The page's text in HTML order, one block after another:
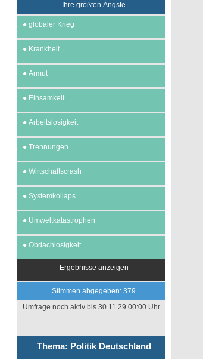
Ihre größten Ängste
● globaler Krieg
● Krankheit
● Armut
● Einsamkeit
● Arbeitslosigkeit
● Trennungen
● Wirtschaftscrash
● Systemkollaps
● Umweltkatastrophen
● Obdachlosigkeit
Ergebnisse anzeigen
Stimmen abgegeben: 379
Umfrage noch aktiv bis 30.11.29 00:00 Uhr
Thema: Politik Deutschland